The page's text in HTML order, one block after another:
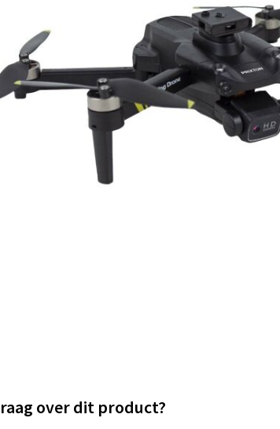
over dit product?